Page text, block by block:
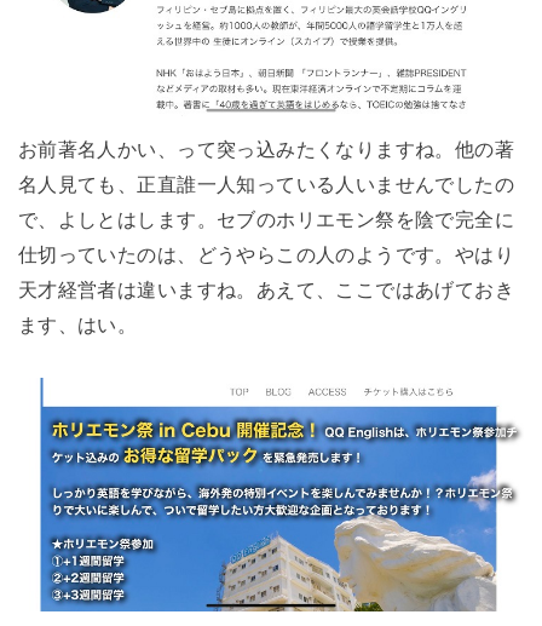
お前著名人かい、って突っ込みたくなりますね。他の著
名人見ても、正直誰一人知っている人いませんでしたの
で、よしとはします。セブのホリエモン祭を陰で完全に
仕切っていたのは、どうやらこの人のようです。やはり
天才経営者は違いますね。あえて、ここではあげておき
ます、はい。